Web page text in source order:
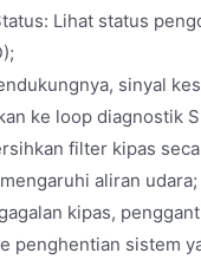
Lihat status
sinyal
ke loop diagnostik
filter kipas
aliran udara;
kipas,
penghentian sistem